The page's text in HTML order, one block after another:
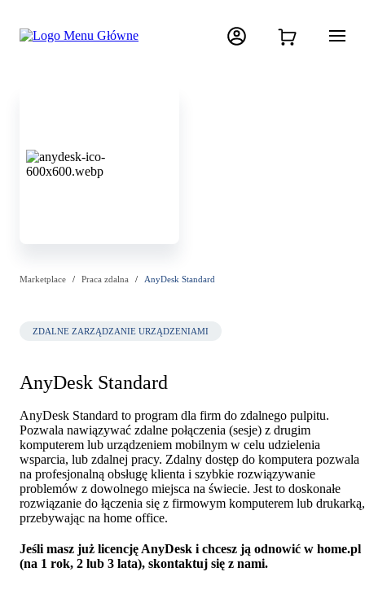
Marketplace Praca zdalna AnyDesk Standard
ZDALNE ZARZĄDZANIE URZĄDZENIAMI
AnyDesk Standard
AnyDesk Standard to program dla firm do zdalnego pulpitu.
Pozwala nawiązywać zdalne połączenia (sesje) z drugim
komputerem lub urządzeniem mobilnym w celu udzielenia
wsparcia, lub zdalnej pracy. Zdalny dostęp do komputera pozwala
na profesjonalną obsługę klienta i szybkie rozwiązywanie
problemów z dowolnego miejsca na świecie. Jest to doskonałe
rozwiązanie do łączenia się z firmowym komputerem lub drukarką,
przebywając na home office.
Jeśli masz już licencję AnyDesk i chcesz ją odnowić w home.pl
(na 1 rok, 2 lub 3 lata), skontaktuj się z nami.